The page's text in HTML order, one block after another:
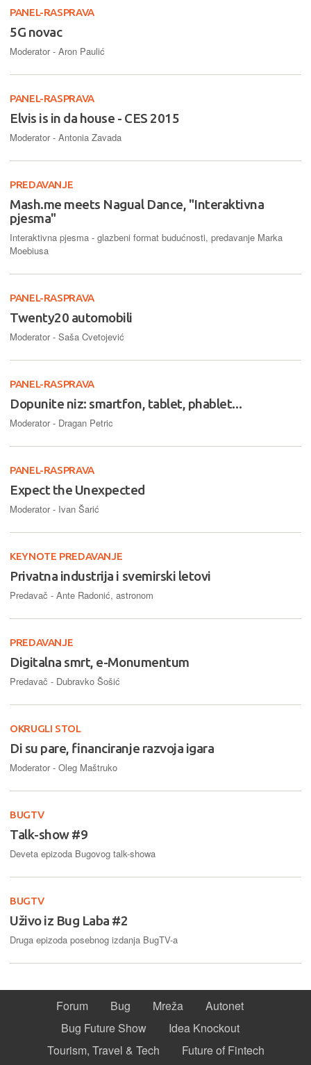
PANEL-RASPRAVA
5G novac
Moderator - Aron Paulić
PANEL-RASPRAVA
Elvis is in da house - CES 2015
Moderator - Antonia Zavada
PREDAVANJE
Mash.me meets Nagual Dance, "Interaktivna
pjesma"
Interaktivna pjesma - glazbeni format budućnosti, predavanje Marka
Moebiusa
PANEL-RASPRAVA
Twenty20 automobili
Moderator - Saša Cvetojević
PANEL-RASPRAVA
Dopunite niz: smartfon, tablet, phablet...
Moderator - Dragan Petric
PANEL-RASPRAVA
Expect the Unexpected
Moderator - Ivan Šarić
KEYNOTE PREDAVANJE
Privatna industrija i svemirski letovi
Predavač - Ante Radonić, astronom
PREDAVANJE
Digitalna smrt, e-Monumentum
Predavač - Dubravko Šošić
OKRUGLI STOL
Di su pare, financiranje razvoja igara
Moderator - Oleg Maštruko
BUGTV
Talk-show #9
Deveta epizoda Bugovog talk-showa
BUGTV
Uživo iz Bug Laba #2
Druga epizoda posebnog izdanja BugTV-a
Forum Bug Mreža
Autonet
Bug Future Show
Idea Knockout
Tourism, Travel & Tech
Future of Fintech